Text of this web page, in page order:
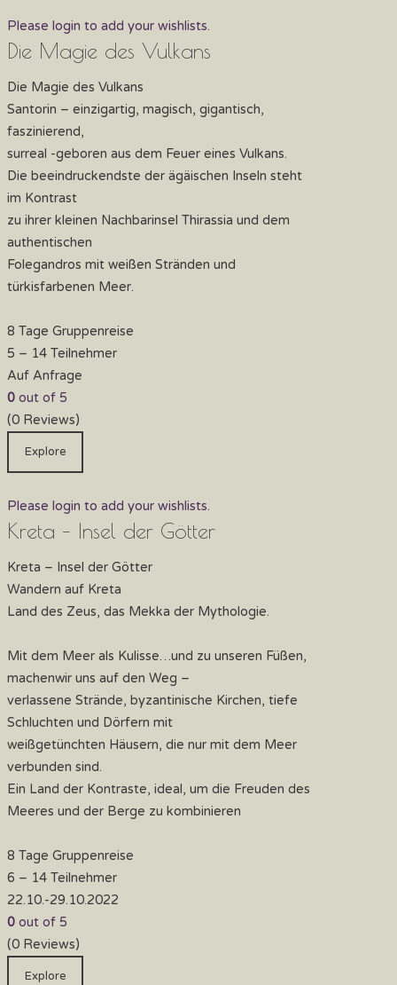
Please login to add your wishlists.
Die Magie des Vulkans
Die Magie des Vulkans
Santorin – einzigartig, magisch, gigantisch,
faszinierend,
surreal -geboren aus dem Feuer eines Vulkans.
Die beeindruckendste der ägäischen Inseln steht
im Kontrast
zu ihrer kleinen Nachbarinsel Thirassia und dem
authentischen
Folegandros mit weißen Stränden und
türkisfarbenen Meer.
8 Tage Gruppenreise
5 – 14 Teilnehmer
Auf Anfrage
0 out of 5
(0 Reviews)
Explore
Please login to add your wishlists.
Kreta – Insel der Götter
Kreta – Insel der Götter
Wandern auf Kreta
Land des Zeus, das Mekka der Mythologie.
Mit dem Meer als Kulisse…und zu unseren Füßen,
machenwir uns auf den Weg –
verlassene Strände, byzantinische Kirchen, tiefe
Schluchten und Dörfern mit
weißgetünchten Häusern, die nur mit dem Meer
verbunden sind.
Ein Land der Kontraste, ideal, um die Freuden des
Meeres und der Berge zu kombinieren
8 Tage Gruppenreise
6 – 14 Teilnehmer
22.10.-29.10.2022
0 out of 5
(0 Reviews)
Explore